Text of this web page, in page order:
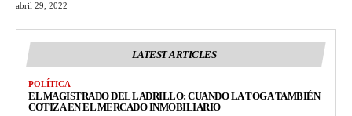
abril 29, 2022
LATEST ARTICLES
POLÍTICA
EL MAGISTRADO DEL LADRILLO: CUANDO LA TOGA TAMBIÉN
COTIZA EN EL MERCADO INMOBILIARIO